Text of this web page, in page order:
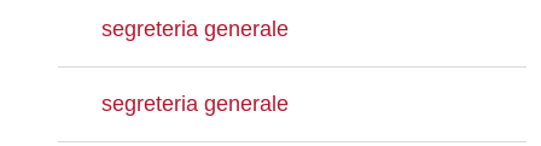
segreteria generale
segreteria generale